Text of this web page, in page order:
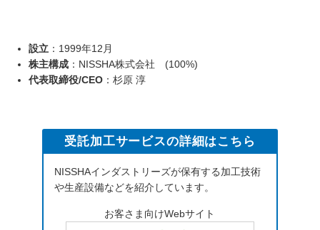
設立 ：1999年12月
株主構成 ：NISSHA株式会社 (100%)
代表取締役/CEO ：杉原 淳
受託加工サービスの詳細はこちら
NISSHAインダストリーズが保有する加工技術
や生産設備などを紹介しています。
お客さま向けWebサイト